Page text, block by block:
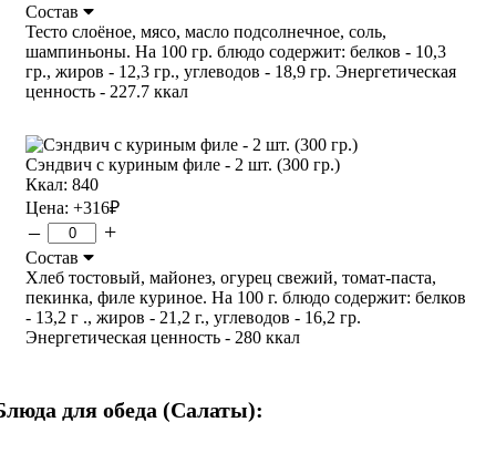
Состав
Тесто слоёное, мясо, масло подсолнечное, соль,
шампиньоны. На 100 гр. блюдо содержит: белков - 10,3
гр., жиров - 12,3 гр., углеводов - 18,9 гр. Энергетическая
ценность - 227.7 ккал
Сэндвич с куриным филе - 2 шт. (300 гр.)
Ккал: 840
Цена: +316₽
– +
Состав
Хлеб тостовый, майонез, огурец свежий, томат-паста,
пекинка, филе куриное. На 100 г. блюдо содержит: белков
- 13,2 г ., жиров - 21,2 г., углеводов - 16,2 гр.
Энергетическая ценность - 280 ккал
для обеда (Салаты):